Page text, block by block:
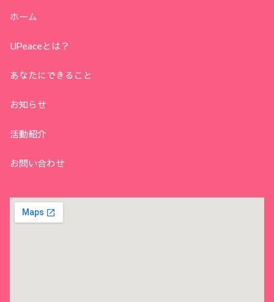
ホーム
UPeaceとは？
あなたにできること
お知らせ
活動紹介
お問い合わせ